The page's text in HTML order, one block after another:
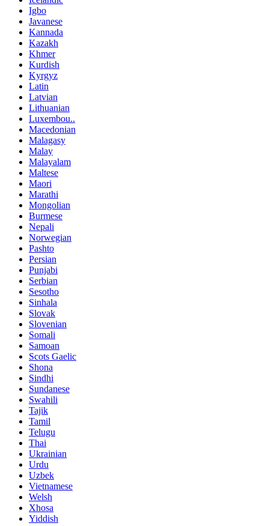
Igbo
Javanese
Kannada
Kazakh
Khmer
Kurdish
Kyrgyz
Latin
Latvian
Lithuanian
Luxembou..
Macedonian
Malagasy
Malay
Malayalam
Maltese
Maori
Marathi
Mongolian
Burmese
Nepali
Norwegian
Pashto
Persian
Punjabi
Serbian
Sesotho
Sinhala
Slovak
Slovenian
Somali
Samoan
Scots Gaelic
Shona
Sindhi
Sundanese
Swahili
Tajik
Tamil
Telugu
Thai
Ukrainian
Urdu
Uzbek
Vietnamese
Welsh
Xhosa
Yiddish